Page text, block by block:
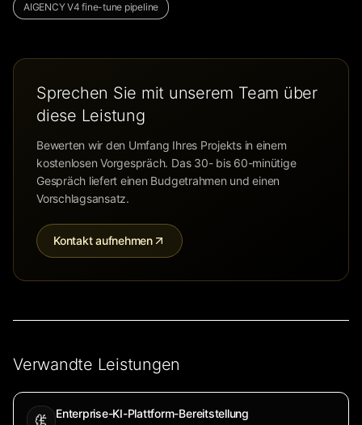
AIGENCY V4 fine-tune pipeline
Sprechen Sie mit unserem Team über
diese Leistung
Bewerten wir den Umfang Ihres Projekts in einem
kostenlosen Vorgespräch. Das 30- bis 60-minütige
Gespräch liefert einen Budgetrahmen und einen
Vorschlagsansatz.
Kontakt aufnehmen
Verwandte Leistungen
Enterprise-KI-Plattform-Bereitstellung